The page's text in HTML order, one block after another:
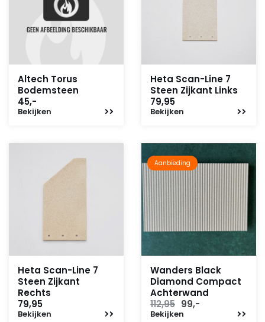
Altech Torus
Bodemsteen
45,-
Bekijken
Heta Scan-Line 7
Steen Zijkant Links
79,95
Bekijken
Heta Scan-Line 7
Steen Zijkant
Rechts
79,95
Bekijken
Aanbieding
Wanders Black
Diamond Compact
Achterwand
112,95 Oorspronkelijke
prijs
99,-
Bekijken